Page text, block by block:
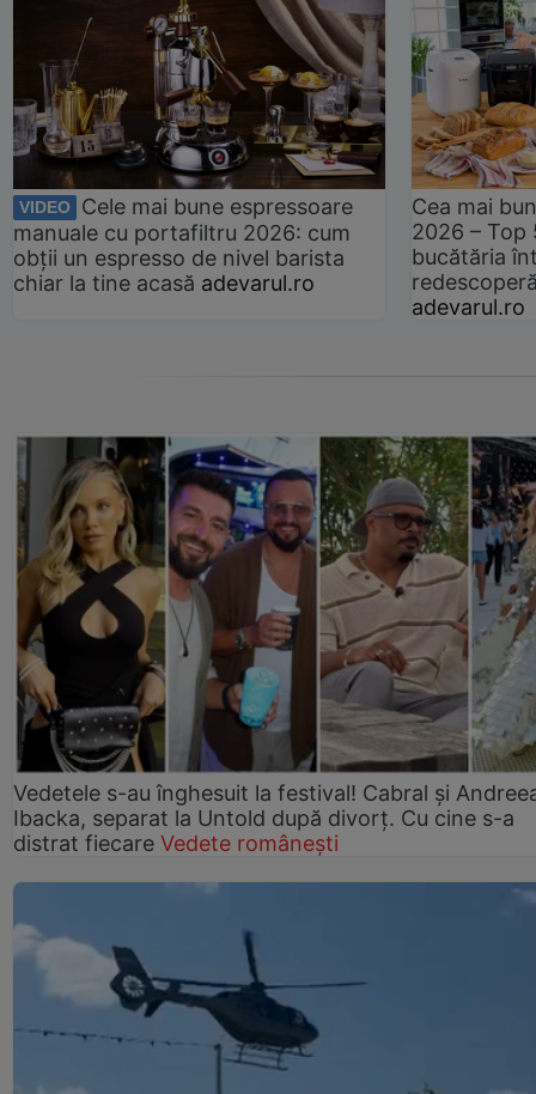
VIDEO
Cele mai bune espressoare
manuale cu portafiltru 2026: cum
obții un espresso de nivel barista
chiar la tine acasă adevarul.ro
Cea mai
2026 –
bucătăria
adevarul.ro
Vedetele s-au înghesuit la festival! Cabral și
Ibacka, separat la Untold după divorț. Cu cine s-a
distrat fiecare Vedete românești